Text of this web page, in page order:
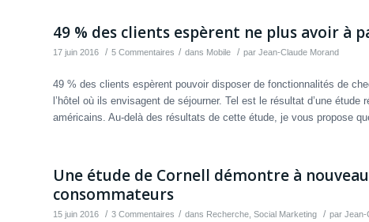
49 % des clients espèrent ne plus avoir à
17 juin 2016 / 5 Commentaires / dans Mobile / par Jean-Claude Morand
49 % des clients espèrent pouvoir disposer de fonctionnalités de
l’hôtel où ils envisagent de séjourner. Tel est le résultat d’une
américains. Au-delà des résultats de cette étude, je vous propose
Une étude de Cornell démontre à
consommateurs
15 juin 2016 / 3 Commentaires / dans Recherche Social Marketing / par Jean-